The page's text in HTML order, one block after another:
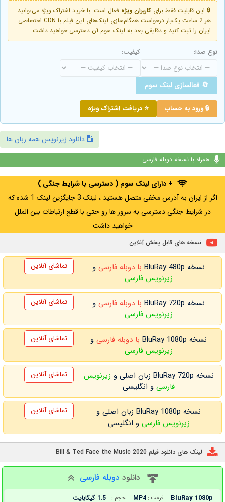
🔒 این قابلیت فقط برای کاربران ویژه فعال است. با خرید اشتراک ویژه می‌توانید
هر 2 ساعت یک‌بار درخواست همگام‌سازی لینک‌های این فیلم با CDN اختصاصی
ایران را ثبت کنید و دقایقی بعد به لینک سوم آن دسترسی خواهید داشت
نوع صدا: کیفیت:
🔄 فعالسازی لینک سوم
🔒 ورود به حساب ⭐ دریافت اشتراک ویژه
دانلود زیرنویس همه زبان ها
همراه با نسخه دوبله فارسی
+ دارای لینک سوم ( دسترسی با شرایط جنگی )
اگر از ایران به آدرس مخفی متصل هستید ، لینک 3 جایگزین لینک 1 شده که
در شرایط جنگی دسترسی به سرور ها رو حتی با قطع ارتباطات بین الملل
خواهید داشت
نسخه های قابل پخش آنلاین
نسخه BluRay 480p با دوبله فارسیو
زیرنویس فارسی
تماشای آنلاین
نسخه BluRay 720p با دوبله فارسیو
زیرنویس فارسی
تماشای آنلاین
نسخه BluRay 1080p با دوبله فارسیو
زیرنویس فارسی
تماشای آنلاین
نسخه BluRay 720p زبان اصلی و
زیرنویس
فارسیو انگلیسی
تماشای آنلاین
نسخه BluRay 1080p زبان اصلی و
زیرنویس فارسی و انگلیسی
تماشای آنلاین
لینک های دانلود فیلم Bill & Ted Face the Music 2020
دانلود دوبله فارسی
BluRay 1080p فرمت : MP4 حجم : 1.5 گیگابایت